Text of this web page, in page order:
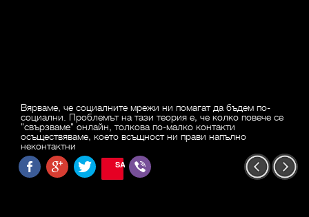
Вярваме, че социалните мрежи ни помагат да бъдем по-
социални. Проблемът на тази теория е, че колко повече се
"свързваме" онлайн, толкова по-малко контакти
осъществяваме, което всъщност ни прави напълно
неконтактни
SAVE